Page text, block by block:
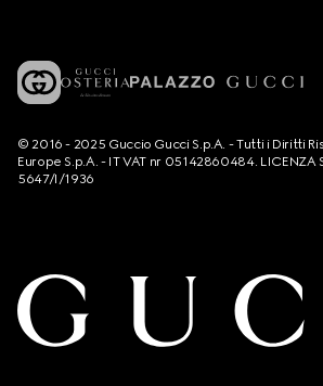
© 2016 - 2025 Guccio Gucci S.p.A. - Tutti i Diritti
Europe S.p.A. - IT VAT nr 05142860484. LICENZA
5647/I/1936